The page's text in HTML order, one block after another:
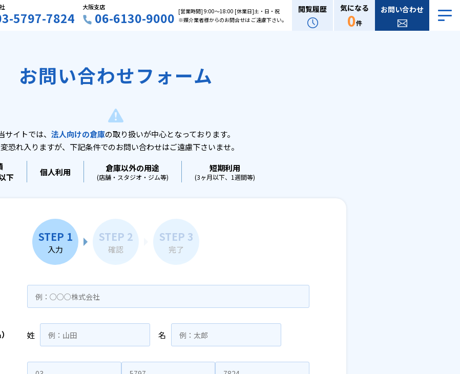
5797-7824
大阪支店
06-6130-9000 [営業時間] 9:00〜18:00 [休業日]土・日・祝
※媒介業者様からのお問合せは ご遠慮下さい。
閲覧履歴 気になる
0件
お問い合わせ
お問い合わせフォーム
サイトでは、 法人向けの倉庫の取り扱いが中心となっております。
恐れ入りますが、下記条件でのお問い合わせはご遠慮下さいませ。
下
個人利用 倉庫以外の用途
(店舗・スタジオ・ジム等)
短期利用
(3ヶ月以下、1週間等)
STEP 1
入力
STEP 2
確認
STEP 3
完了
姓 名